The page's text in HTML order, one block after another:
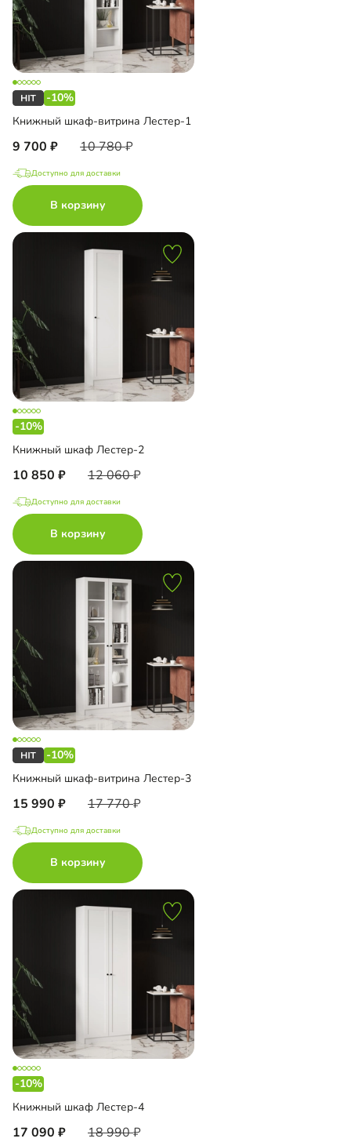
-10%
Книжный шкаф-витрина Лестер-1
9 700 10 780
Доступно для доставки
В корзину
-10%
Книжный шкаф Лестер-2
10 850 12 060
Доступно для доставки
В корзину
-10%
Книжный шкаф-витрина Лестер-3
15 990 17 770
Доступно для доставки
В корзину
-10%
Книжный шкаф Лестер-4
17 090 18 990